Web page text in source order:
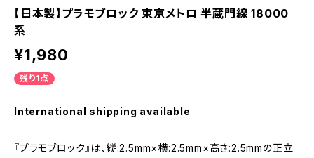
【日本製】プラモブロック 東京メトロ 半蔵門線 18000
系
¥1,980
残り1点
International shipping available
『プラモブロック』は、縦:2.5mm×横:2.5mm×高さ:2.5mmの正立